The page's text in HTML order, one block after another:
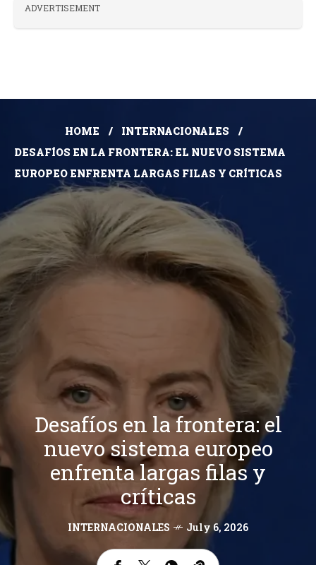
ADVERTISEMENT
HOME
INTERNACIONALES
DESAFÍOS EN LA FRONTERA: EL NUEVO SISTEMA
EUROPEO ENFRENTA LARGAS FILAS Y CRÍTICAS
Desafíos en la frontera: el
nuevo sistema europeo
enfrenta largas filas y
críticas
INTERNACIONALES July 6, 2026